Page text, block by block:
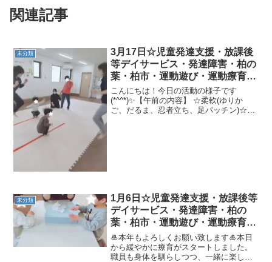
関連記事
未分類
3月17日☆児童発達支援・放課後
等デイサービス・発達障害・柏の
葉・柏市・運動遊び・運動療育・
プログラム・楽しい療育
こんにちは！今日の活動の様子です
(*^^*)✨【午前の内容】 ☆柔軟(ゆりか
ご、だるま、忍者立ち、足パッチン)☆ゴ
未分類
1月6日☆児童発達支援・放課後等
デイサービス・発達障害・柏の
葉・柏市・運動遊び・運動療育・
プログラム・楽しい療育
🎍本年もよろしくお願い致します🎍本日
から緩やかに療育がスタートしました。
職員も身体を馴らしつつ、一緒に楽しく